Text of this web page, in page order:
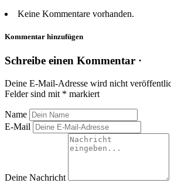
Keine Kommentare vorhanden.
Kommentar hinzufügen
Schreibe einen Kommentar ·
Deine E-Mail-Adresse wird nicht
Felder sind mit * markiert
Name
E-Mail
Deine Nachricht